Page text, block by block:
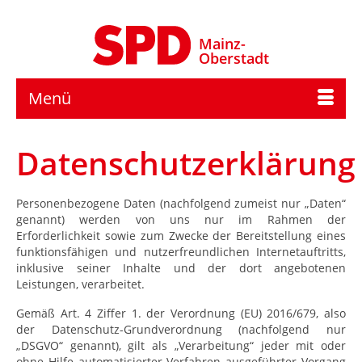
Mainz-
Oberstadt
Menü
Datenschutzerklärung
Personenbezogene Daten (nachfolgend zumeist nur „Daten“
genannt) werden von uns nur im Rahmen der
Erforderlichkeit sowie zum Zwecke der Bereitstellung eines
funktionsfähigen und nutzerfreundlichen Internetauftritts,
inklusive seiner Inhalte und der dort angebotenen
Leistungen, verarbeitet.
Gemäß Art. 4 Ziffer 1. der Verordnung (EU) 2016/679, also
der Datenschutz-Grundverordnung (nachfolgend nur
„DSGVO“ genannt), gilt als „Verarbeitung“ jeder mit oder